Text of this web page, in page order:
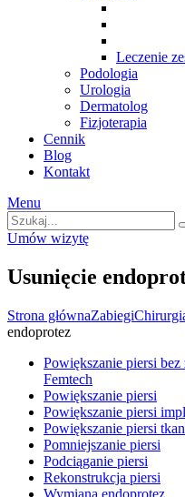
Leczenie
Podologia
Urologia
Dermatolog
Fizjoterapia
Cennik
Blog
Kontakt
Menu
Umów wizytę
Usunięcie
Strona głównaZabiegi
endoprotez
Powiększanie piersi
Femtech
Powiększanie piersi
Powiększanie piersi
Powiększanie piersi
Pomniejszanie piersi
Podciąganie piersi
Rekonstrukcja piersi
Wymiana endoprotez